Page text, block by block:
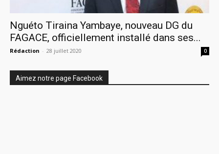
Nguéto Tiraina Yambaye, nouveau DG du
FAGACE, officiellement installé dans ses...
Rédaction - 28 juillet 2020 0
Aimez notre page Facebook